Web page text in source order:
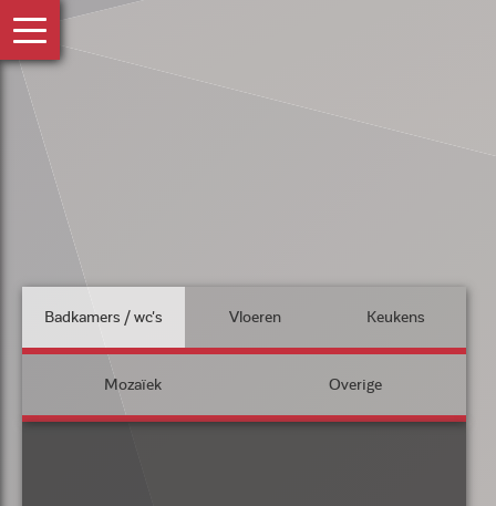
Badkamers / wc's Vloeren Keukens
Mozaïek Overige